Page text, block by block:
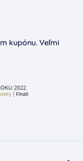
kupónu. Veľmi